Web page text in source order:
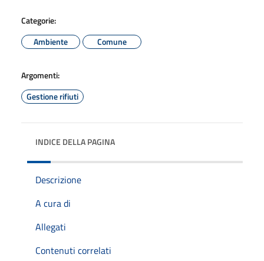
Categorie:
Ambiente
Comune
Argomenti:
Gestione rifiuti
INDICE DELLA PAGINA
Descrizione
A cura di
Allegati
Contenuti correlati